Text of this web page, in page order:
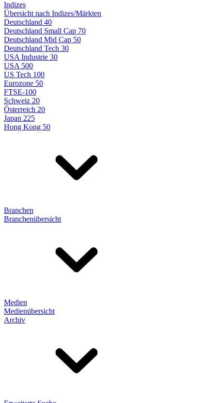
Indizes
Übersicht nach Indizes/Märkten
Deutschland 40
Deutschland Small Cap 70
Deutschland Mid Cap 50
Deutschland Tech 30
USA Industrie 30
USA 500
US Tech 100
Eurozone 50
FTSE-100
Schweiz 20
Österreich 20
Japan 225
Hong Kong 50
Branchen
Branchenübersicht
Medien
Medienübersicht
Archiv